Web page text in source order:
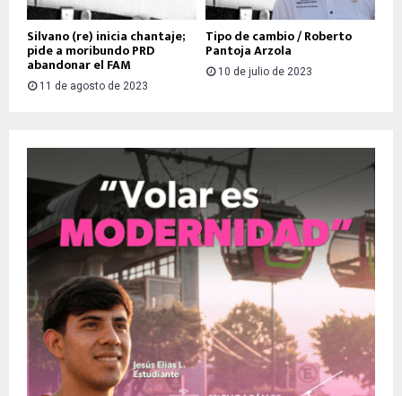
Silvano (re) inicia chantaje;
pide a moribundo PRD
abandonar el FAM
11 de agosto de 2023
Tipo de cambio / Roberto
Pantoja Arzola
10 de julio de 2023